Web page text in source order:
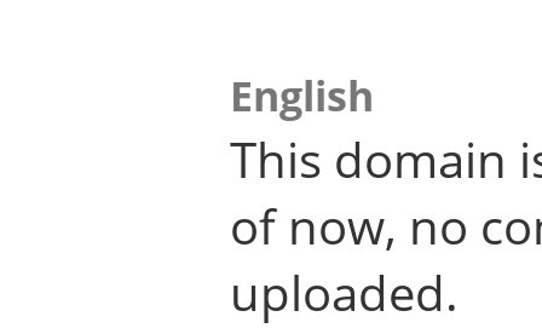
English
This domain
of now, no
uploaded.